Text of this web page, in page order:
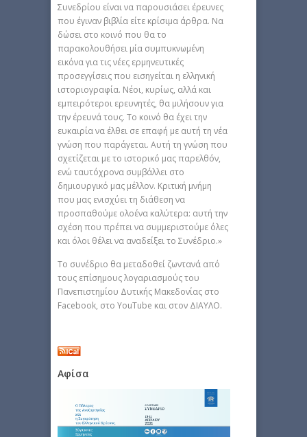
Συνεδρίου είναι να παρουσιάσει έρευνες
που έγιναν βιβλία είτε κρίσιμα άρθρα. Να
δώσει στο κοινό που θα το
παρακολουθήσει μία συμπυκνωμένη
εικόνα για τις νέες ερμηνευτικές
προσεγγίσεις που εισηγείται η ελληνική
ιστοριογραφία. Νέοι, κυρίως, αλλά και
εμπειρότεροι ερευνητές, θα μιλήσουν για
την έρευνά τους. Το κοινό θα έχει την
ευκαιρία να έλθει σε επαφή με αυτή τη νέα
γνώση που παράγεται. Αυτή τη γνώση που
σχετίζεται με το ιστορικό μας παρελθόν,
ενώ ταυτόχρονα συμβάλλει στο
δημιουργικό μας μέλλον. Κριτική μνήμη
που μας ενισχύει τη διάθεση να
προσπαθούμε ολοένα καλύτερα: αυτή την
σχέση που πρέπει να συμμεριστούμε όλες
και όλοι θέλει να αναδείξει το Συνέδριο.»
Το συνέδριο θα μεταδοθεί ζωντανά από
τους επίσημους λογαριασμούς του
Πανεπιστημίου Δυτικής Μακεδονίας στο
Facebook, στο YouTube και στον ΔΙΑΥΛΟ.
Αφίσα